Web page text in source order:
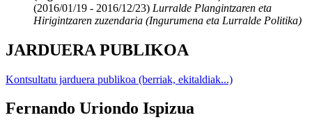
(2016/01/19 - 2016/12/23) Lurralde Plangintzaren eta
Hirigintzaren zuzendaria (Ingurumena eta Lurralde Politika)
JARDUERA PUBLIKOA
Kontsultatu jarduera publikoa (berriak, ekitaldiak...)
Fernando Uriondo Ispizua